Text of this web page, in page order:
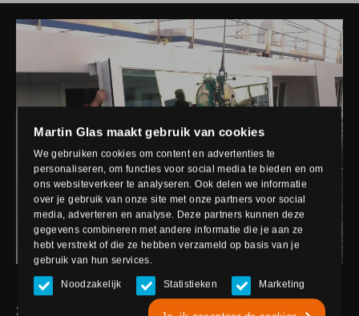
Martin Glas maakt gebruik van cookies
We gebruiken cookies om content en advertenties te
personaliseren, om functies voor social media te bieden en om
ons websiteverkeer te analyseren. Ook delen we informatie
over je gebruik van onze site met onze partners voor social
media, adverteren en analyse. Deze partners kunnen deze
gegevens combineren met andere informatie die je aan ze
hebt verstrekt of die ze hebben verzameld op basis van je
gebruik van hun services.
Noodzakelijk Statistieken Marketing
SPECIFICATIES